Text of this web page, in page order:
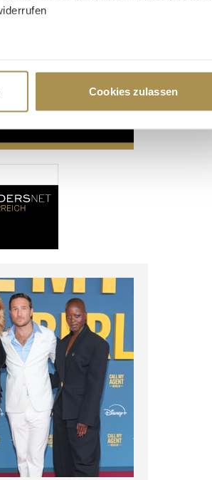
legen Sie Ihre Präferenzen im
für soziale Medien anbieten zu
Unsere Partner führen diese
oder die sie im Rahmen Ihrer
Cookies zulassen